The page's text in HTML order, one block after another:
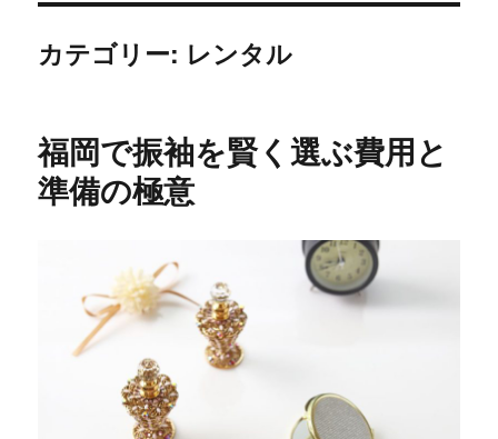
カテゴリー: レンタル
福岡で振袖を賢く選ぶ費用と
準備の極意